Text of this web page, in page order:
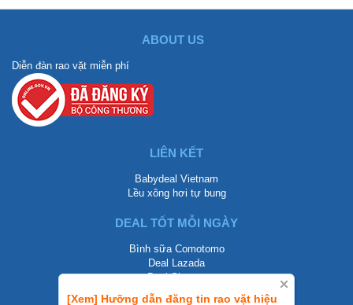
[Xem] Hưỡng dẫn đăng tin rao vặt hiệu
ABOUT US
Diễn đàn rao vặt miễn phí
LIÊN KẾT
Babydeal Vietnam
Lều xông hơi tự bung
DEAL TỐT MỖI NGÀY
Bình sữa Comotomo
Deal Lazada
Deal Shopee